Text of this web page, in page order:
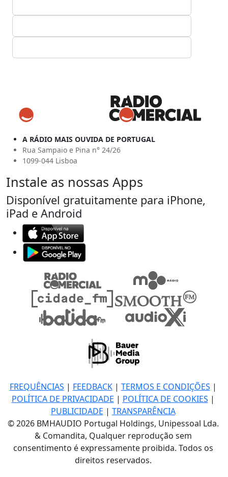
A RÁDIO MAIS OUVIDA DE PORTUGAL
Rua Sampaio e Pina n° 24/26
1099-044 Lisboa
Instale as nossas Apps
Disponível gratuitamente para iPhone,
iPad e Android
FREQUÊNCIAS | FEEDBACK| TERMOS E CONDIÇÕES |
POLÍTICA DE PRIVACIDADE | POLÍTICA DE COOKIES |
PUBLICIDADE | TRANSPARÊNCIA
© 2026 BMHAUDIO Portugal Holdings, Unipessoal Lda.
& Comandita, Qualquer reprodução sem
consentimento é expressamente proibida. Todos os
direitos reservados.